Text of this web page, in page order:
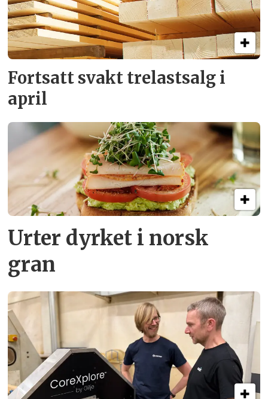
Fortsatt svakt trelastsalg i
april
Urter dyrket i norsk
gran